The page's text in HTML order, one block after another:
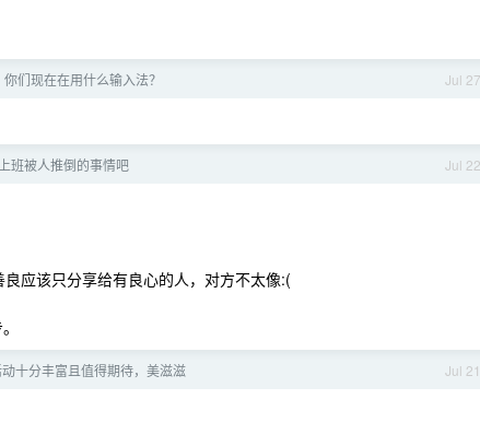
Jul 27
们现在在用什么输入法？
Jul 22
班被人推倒的事情吧
良应该只分享给有良心的人，对方不太像:(
Jul 21
十分丰富且值得期待，美滋滋